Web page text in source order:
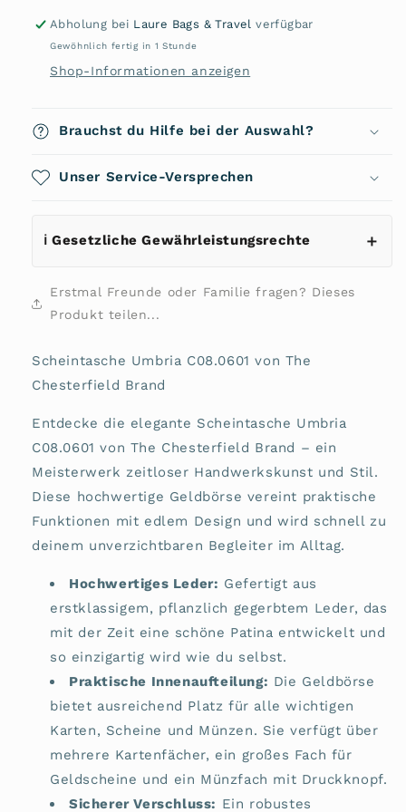
C08.0601
Chesterfield
C08.0601
Chesterfield
Abholung bei Laure Bags & Travel verfügbar
Gewöhnlich fertig in 1 Stunde
Shop-Informationen anzeigen
Brauchst du Hilfe bei der Auswahl?
Unser Service-Versprechen
ℹ️ Gesetzliche Gewährleistungsrechte
Erstmal Freunde oder Familie fragen? Dieses
Produkt teilen...
Scheintasche Umbria C08.0601 von The
Chesterfield Brand
Entdecke die elegante Scheintasche Umbria
C08.0601 von The Chesterfield Brand – ein
Meisterwerk zeitloser Handwerkskunst und Stil.
Diese hochwertige Geldbörse vereint praktische
Funktionen mit edlem Design und wird schnell zu
deinem unverzichtbaren Begleiter im Alltag.
Hochwertiges Leder: Gefertigt aus
erstklassigem, pflanzlich gegerbtem Leder, das
mit der Zeit eine schöne Patina entwickelt und
so einzigartig wird wie du selbst.
Praktische Innenaufteilung: Die Geldbörse
bietet ausreichend Platz für alle wichtigen
Karten, Scheine und Münzen. Sie verfügt über
mehrere Kartenfächer, ein großes Fach für
Geldscheine und ein Münzfach mit Druckknopf.
Sicherer Verschluss: Ein robustes